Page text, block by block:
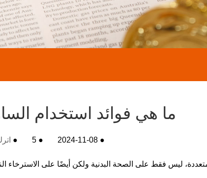
ما هي فوائد استخدام
●
2024-11-08
●
5
●
متعددة، ليس فقط على الصحة البدنية ولكن أيضًا على